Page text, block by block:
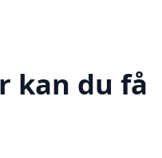
kan du få